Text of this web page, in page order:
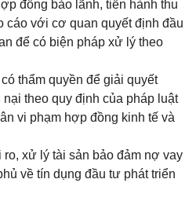
đồng bảo lãnh, tiến hành thu
cáo với cơ quan quyết định đầu
để có biện pháp xử lý theo
thẩm quyền để giải quyết
theo quy định của pháp luật
vi phạm hợp đồng kinh tế và
xử lý tài sản bảo đảm nợ vay
về tín dụng đầu tư phát triển